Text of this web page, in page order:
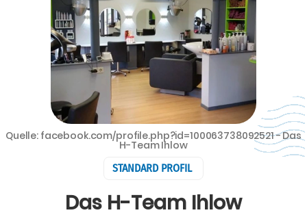
STANDARD PROFIL
Das H-Team Ihlow
Quelle: facebook.com/profile.php?id=100063738092521 - Das
H-Team Ihlow